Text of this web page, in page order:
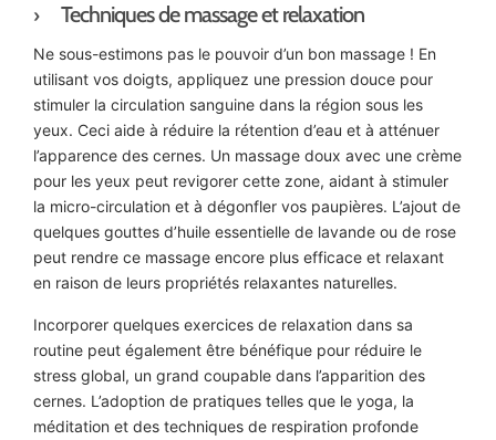
Techniques de massage et relaxation
Ne sous-estimons pas le pouvoir d’un bon massage ! En
utilisant vos doigts, appliquez une pression douce pour
stimuler la circulation sanguine dans la région sous les
yeux. Ceci aide à réduire la rétention d’eau et à atténuer
l’apparence des cernes. Un massage doux avec une crème
pour les yeux peut revigorer cette zone, aidant à stimuler
la micro-circulation et à dégonfler vos paupières. L’ajout de
quelques gouttes d’huile essentielle de lavande ou de rose
peut rendre ce massage encore plus efficace et relaxant
en raison de leurs propriétés relaxantes naturelles.
Incorporer quelques exercices de relaxation dans sa
routine peut également être bénéfique pour réduire le
stress global, un grand coupable dans l’apparition des
cernes. L’adoption de pratiques telles que le yoga, la
méditation et des techniques de respiration profonde